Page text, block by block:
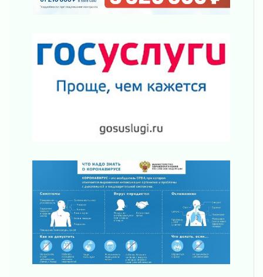
Ладога — не пруд
Ленинградской области о неоплаченных
02 августа 2026
Пропавшего подростка нашли в Кировском
районе Ленобласти
Жителям Ленобласти напомнили, как
действовать при укусе клеща
В Ивангороде назвали новых почетных
граждан Ленинградской области
02 августа 2026
Готовность №1
02 августа 2026
Километровые столбы «Дороги жизни»
отправили на реставрацию
02 августа 2026